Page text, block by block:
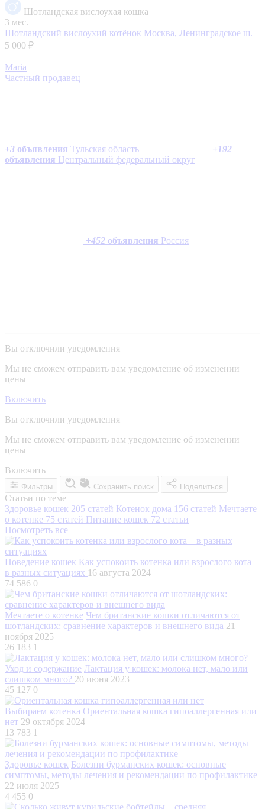
Шотландская вислоухая кошка
3 мес.
Шотландский вислоухий котёнок Москва, Ленинградское ш.
5 000 ₽
Maria
Частный продавец
+3 объявления Тульская область +192
объявления Центральный федеральный округ
+452 объявления Россия
Вы отключили уведомления
Мы не сможем отправить вам уведомление об изменении
цены
Включить
Вы отключили уведомления
Мы не сможем отправить вам уведомление об изменении
цены
Включить
Фильтры Сохранить поиск Поделиться
Статьи по теме
Здоровье кошек 205 статей Котенок дома 156 статей Мечтаете
о котенке 75 статей Питание кошек 72 статьи
Посмотреть все
Поведение кошек Как успокоить котенка или взрослого кота –
в разных ситуациях 16 августа 2024
74 586 0
Мечтаете о котенке Чем британские кошки отличаются от
шотландских: сравнение характеров и внешнего вида 21
ноября 2025
26 183 1
Уход и содержание Лактация у кошек: молока нет, мало или
слишком много? 20 июня 2023
45 127 0
Выбираем котенка Ориентальная кошка гипоаллергенная или
нет 29 октября 2024
13 783 1
Здоровье кошек Болезни бурманских кошек: основные
симптомы, методы лечения и рекомендации по профилактике
22 июля 2025
4 455 0